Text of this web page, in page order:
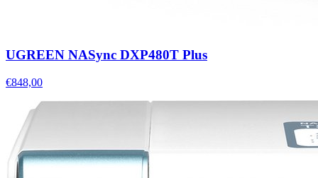
UGREEN NASync DXP480T Plus
€848,00